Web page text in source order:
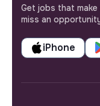
Get jobs that
miss an
iPhone